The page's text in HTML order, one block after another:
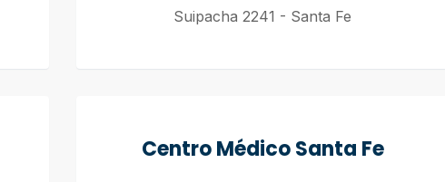
Suipacha 2241 - Santa Fe
Centro Médico Santa Fe